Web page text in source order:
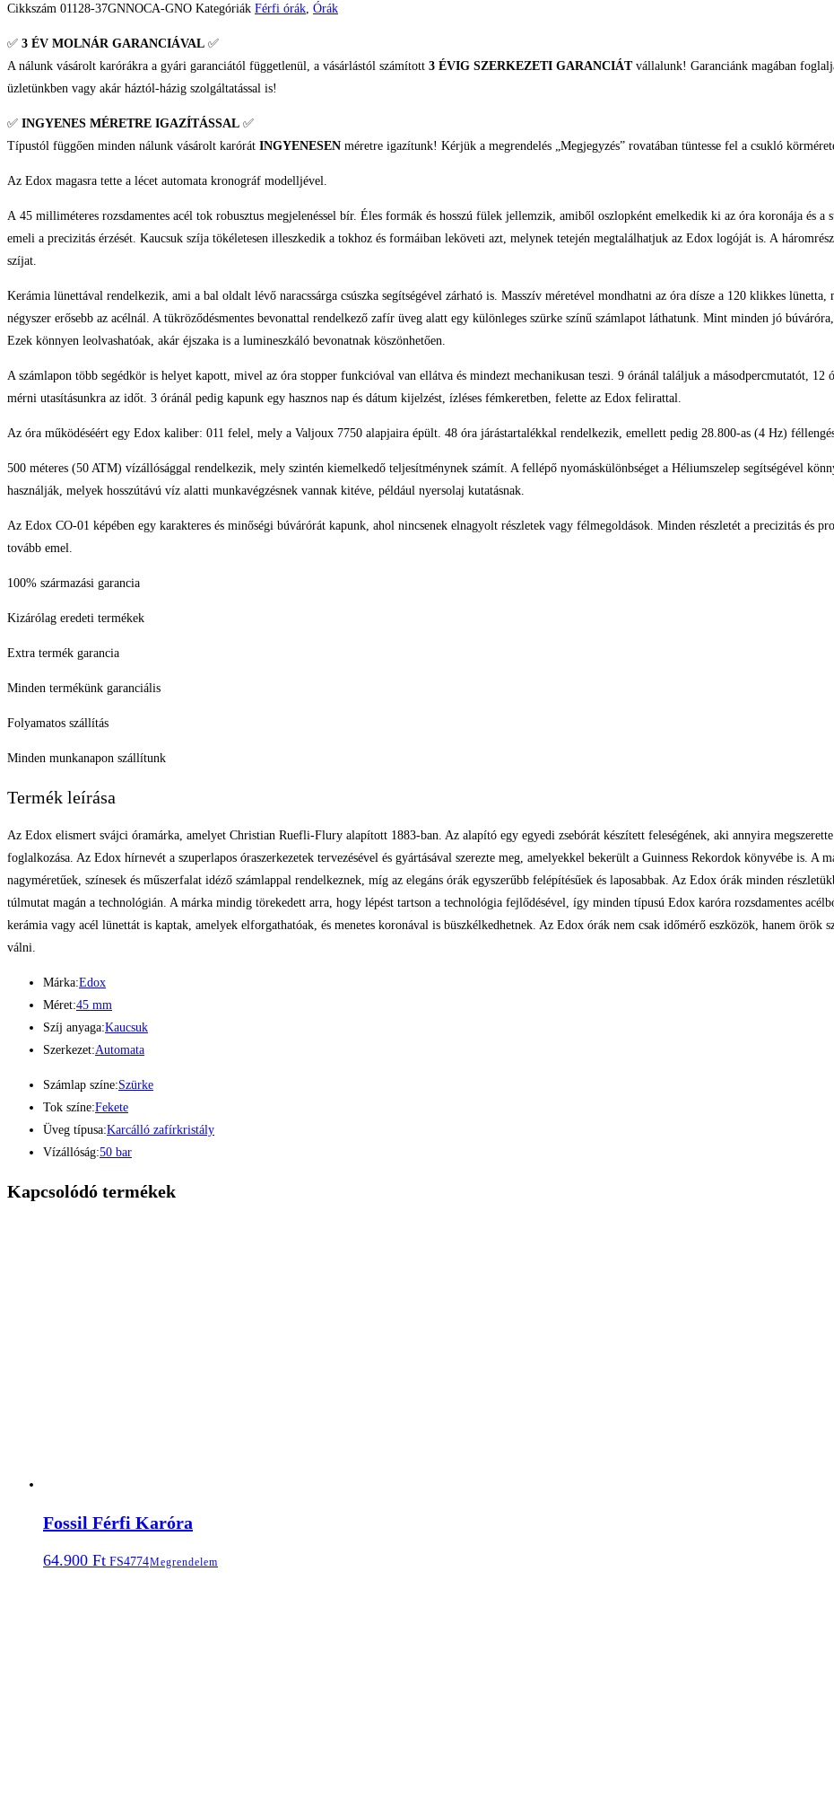
CO-
Chronograph
karóra
mennyiség
Cikkszám 01128-37GNNOCA-GNO Kategóriák Férfi órák, Órák
✅ 3 ÉV MOLNÁR GARANCIÁVAL ✅
A nálunk vásárolt karórákra a gyári garanciától függetlenül, a vásárlástól számított 3 ÉVIG SZERKEZETI GARANCIÁTvállalunk! Garanciánk magában
üzletünkben vagy akár háztól-házig szolgáltatással is!
✅ INGYENES MÉRETRE IGAZÍTÁSSAL ✅
Típustól függően minden nálunk vásárolt karórát INGYENESEN méretre igazítunk! Kérjük a megrendelés „Megjegyzés” rovatában tüntesse fel a csukló
Az Edox magasra tette a lécet automata kronográf modelljével.
A 45 milliméteres rozsdamentes acél tok robusztus megjelenéssel bír. Éles formák és hosszú fülek jellemzik, amiből oszlopként emelkedik ki az óra koronája és
emeli a precizitás érzését. Kaucsuk szíja tökéletesen illeszkedik a tokhoz és formáiban leköveti azt, melynek tetején megtalálhatjuk az Edox logóját is. A
szíjat.
Kerámia lünettával rendelkezik, ami a bal oldalt lévő naracssárga csúszka segítségével zárható is. Masszív méretével mondhatni az óra dísze a 120 klikkes
négyszer erősebb az acélnál. A tükröződésmentes bevonattal rendelkező zafír üveg alatt egy különleges szürke színű számlapot láthatunk. Mint minden jó
Ezek könnyen leolvashatóak, akár éjszaka is a lumineszkáló bevonatnak köszönhetően.
A számlapon több segédkör is helyet kapott, mivel az óra stopper funkcióval van ellátva és mindezt mechanikusan teszi. 9 óránál találjuk a másodpercmutatót,
mérni utasításunkra az időt. 3 óránál pedig kapunk egy hasznos nap és dátum kijelzést, ízléses fémkeretben, felette az Edox felirattal.
Az óra működéséért egy Edox kaliber: 011 felel, mely a Valjoux 7750 alapjaira épült. 48 óra járástartalékkal rendelkezik, emellett pedig 28.800-as (4 Hz)
500 méteres (50 ATM) vízállósággal rendelkezik, mely szintén kiemelkedő teljesítménynek számít. A fellépő nyomáskülönbséget a Héliumszelep segítségével
használják, melyek hosszútávú víz alatti munkavégzésnek vannak kitéve, például nyersolaj kutatásnak.
Az Edox CO-01 képében egy karakteres és minőségi búvárórát kapunk, ahol nincsenek elnagyolt részletek vagy félmegoldások. Minden részletét a precizitás és
tovább emel.
100% származási garancia
Kizárólag eredeti termékek
Extra termék garancia
Minden termékünk garanciális
Folyamatos szállítás
Minden munkanapon szállítunk
Termék leírása
Az Edox elismert svájci óramárka, amelyet Christian Ruefli-Flury alapított 1883-ban. Az alapító egy egyedi zsebórát készített feleségének, aki annyira
foglalkozása. Az Edox hírnevét a szuperlapos óraszerkezetek tervezésével és gyártásával szerezte meg, amelyekkel bekerült a Guinness Rekordok könyvébe is. A
nagyméretűek, színesek és műszerfalat idéző számlappal rendelkeznek, míg az elegáns órák egyszerűbb felépítésűek és laposabbak. Az Edox órák minden
túlmutat magán a technológián. A márka mindig törekedett arra, hogy lépést tartson a technológia fejlődésével, így minden típusú Edox karóra rozsdamentes
kerámia vagy acél lünettát is kaptak, amelyek elforgathatóak, és menetes koronával is büszkélkedhetnek. Az Edox órák nem csak időmérő eszközök, hanem örök
válni.
Márka:Edox
Méret:45 mm
Szíj anyaga:Kaucsuk
Szerkezet:Automata
Számlap színe:Szürke
Tok színe:Fekete
Üveg típusa:Karcálló zafírkristály
Vízállóság:50 bar
Kapcsolódó termékek
Fossil Férfi Karóra
64.900 Ft FS4774Megrendelem